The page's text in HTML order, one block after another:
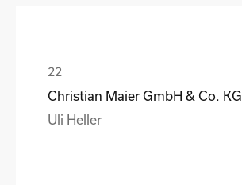
Christian Maier GmbH & Co. KG
Uli Heller